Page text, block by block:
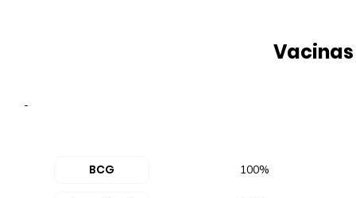
Vacinas
-
BCG 100%